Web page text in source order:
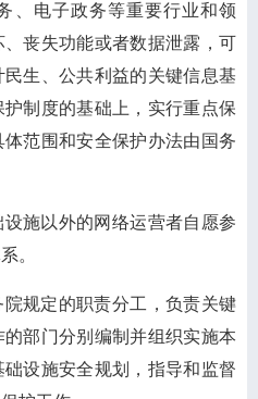
、电子政务等重要行业和领
丧失功能或者数据泄露，可
生、公共利益的关键信息基
制度的基础上，实行重点保
范围和安全保护办法由国务
施以外的网络运营者自愿参
。
规定的职责分工，负责关键
部门分别编制并组织实施本
设施安全规划，指导和监督